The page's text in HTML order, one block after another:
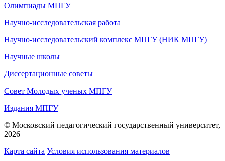
Олимпиады МПГУ
Научно-исследовательская работа
Научно-исследовательский комплекс МПГУ (НИК МПГУ)
Научные школы
Диссертационные советы
Совет Молодых ученых МПГУ
Издания МПГУ
© Московский педагогический государственный университет,
2026
Карта сайта Условия использования материалов